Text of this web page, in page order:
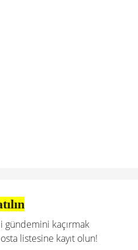
gündemini kaçırmak
listesine kayıt olun!